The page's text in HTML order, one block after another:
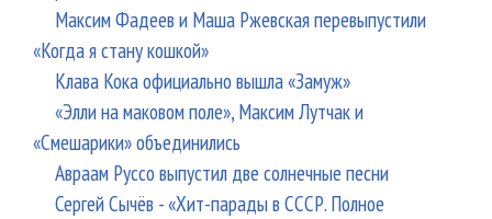
Максим Фадеев и Маша Ржевская перевыпустили
«Когда я стану кошкой»
Клава Кока официально вышла «Замуж»
«Элли на маковом поле», Максим Лутчак и
«Смешарики» объединились
Авраам Руссо выпустил две солнечные песни
Сергей Сычёв - «Хит-парады в СССР. Полное